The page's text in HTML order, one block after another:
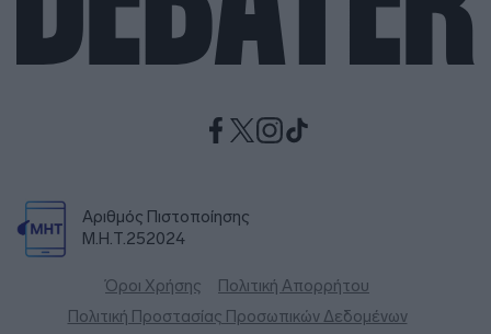
Αριθμός Πιστοποίησης
Μ.Η.Τ.252024
Όροι Χρήσης
Πολιτική Απορρήτου
Πολιτική Προστασίας Προσωπικών Δεδομένων